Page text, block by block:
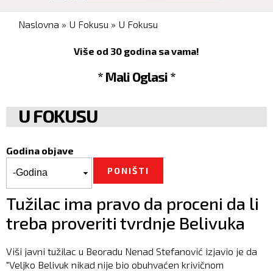
You are here
Naslovna » U Fokusu » U Fokusu
Više od 30 godina sa vama!
* Mali Oglasi *
U FOKUSU
Godina objave
Tužilac ima pravo da proceni da li
treba proveriti tvrdnje Belivuka
Viši javni tužilac u Beoradu Nenad Stefanović izjavio je da
"Veljko Belivuk nikad nije bio obuhvaćen krivičnom